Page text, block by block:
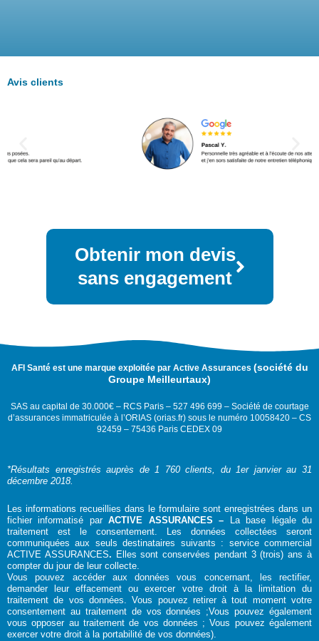
Avis clients
Obtenir mon devis
sans engagement
AFI Santé est une marque exploitée par Active Assurances (société du
Groupe Meilleurtaux)
SAS au capital de 30.000€ – RCS Paris – 527 496 699 – Société de courtage
d’assurances immatriculée à l’ORIAS (orias.fr) sous le numéro 10058420 – CS
92459 – 75436 Paris CEDEX 09
*Résultats enregistrés auprès de 1 760 clients, du 1er janvier au 31
décembre 2018.
Les informations recueillies dans le formulaire sont enregistrées dans un
fichier informatisé parACTIVE ASSURANCES –
La base légale du
traitement est le consentement. Les données collectées seront
communiquées aux seuls destinataires suivants : service commercial
ACTIVE ASSURANCES. Elles sont conservées pendant 3 (trois) ans à
compter du jour de leur collecte.
Vous pouvez accéder aux données vous concernant, les rectifier,
demander leur effacement ou exercer votre droit à la limitation du
traitement de vos données. Vous pouvez retirer à tout moment votre
consentement au traitement de vos données ;Vous pouvez également
vous opposer au traitement de vos données ; Vous pouvez également
exercer votre droit à la portabilité de vos données).